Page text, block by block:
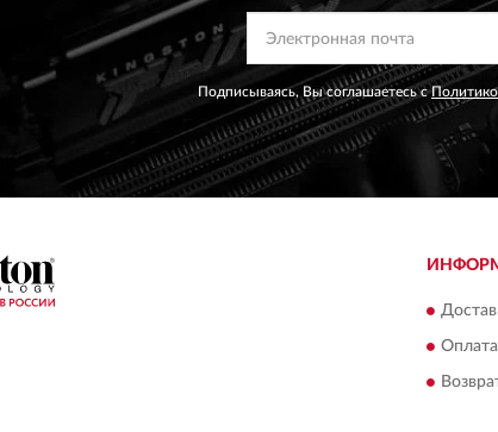
Подписываясь, Вы соглашаетесь с
Оплата